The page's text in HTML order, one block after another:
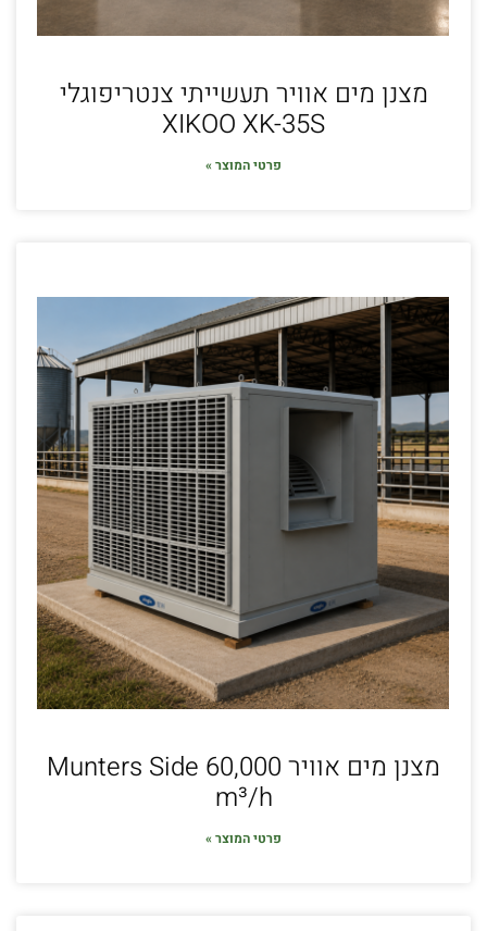
מצנן מים אוויר תעשייתי צנטריפוגלי
XIKOO XK-35S
פרטי המוצר »
מצנן מים אוויר Munters Side 60,000
m³/h
פרטי המוצר »